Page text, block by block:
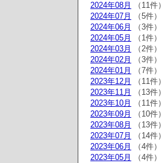
2024年08月
（11件）
2024年07月
（5件）
2024年06月
（3件）
2024年05月
（1件）
2024年03月
（2件）
2024年02月
（3件）
2024年01月
（7件）
2023年12月
（11件）
2023年11月
（13件）
2023年10月
（11件）
2023年09月
（10件）
2023年08月
（13件）
2023年07月
（14件）
2023年06月
（4件）
2023年05月
（4件）